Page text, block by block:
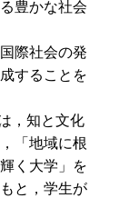
豊かな社会
際社会の発
することを
，知と文化
「地域に根
く大学」を
と，学生が